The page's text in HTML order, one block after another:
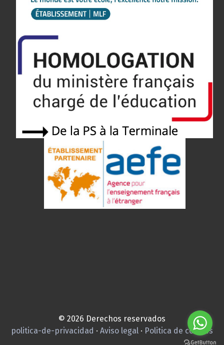
© 2026 Derechos reservados
politica-de-privacidad · Aviso legal · Politica de cookies